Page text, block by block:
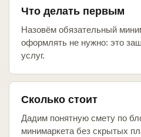
Что делать первым
Назовём обязательный
оформлять не нужно: это
услуг.
Сколько стоит
Дадим понятную смету по
минимаркета без скрытых